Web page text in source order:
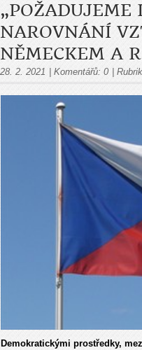
„POŽADUJEME
NAROVNÁNÍ
NĚMECKEM A
28. 2. 2021 Komentářů: 0
Demokratickými prostředky,